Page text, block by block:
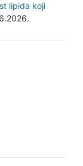
lipida koji